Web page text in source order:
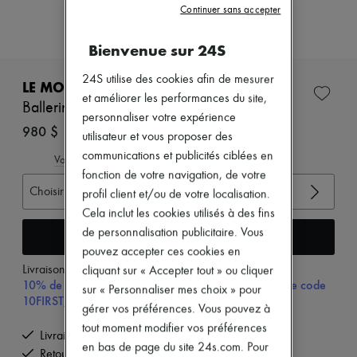
Robes
Tops & Chemises
Ensembles
Vestes
Shorts
Denim
Pantalons
Tailleurs
Sweatshirts
Chaussures
Tous les produits
Sandales & Mules
Sneakers
LE MONDE BERYL
Ballerines Claudia
980 $
Voir le guide des tailles
Choisir votre taille
Ajouter au panier
Livraison à partir demercredi 12 août
10% de remise sur votre première commande, avec le code
10FIRST, à partir de $600 CAD d'achat.
Livraison offerte à partir de 600 $ d'achats
Bienvenue sur 24S
24S utilise des cookies afin de mesurer
et améliorer les performances du site,
personnaliser votre expérience
utilisateur et vous proposer des
communications et publicités ciblées en
fonction de votre navigation, de votre
profil client et/ou de votre localisation.
Cela inclut les cookies utilisés à des fins
de personnalisation publicitaire. Vous
pouvez accepter ces cookies en
cliquant sur « Accepter tout » ou cliquer
sur « Personnaliser mes choix » pour
gérer vos préférences. Vous pouvez à
tout moment modifier vos préférences
en bas de page du site 24s.com. Pour
Continuer sans accepter